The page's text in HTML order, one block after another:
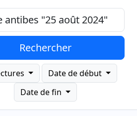
"expression exacte"
Rechercher
Date de début
Date de fin